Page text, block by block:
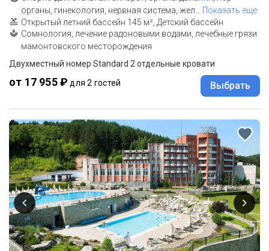
органы, гинекология, нервная система, жел… Показать еще
Открытый летний бассейн 145 м², Детский бассейн
Сомнология, лечение радоновыми водами, лечебные грязи
мамонтовского месторождения
Двухместный номер Standard 2 отдельные кровати
от 17 955 ₽ для 2 гостей Выбрать